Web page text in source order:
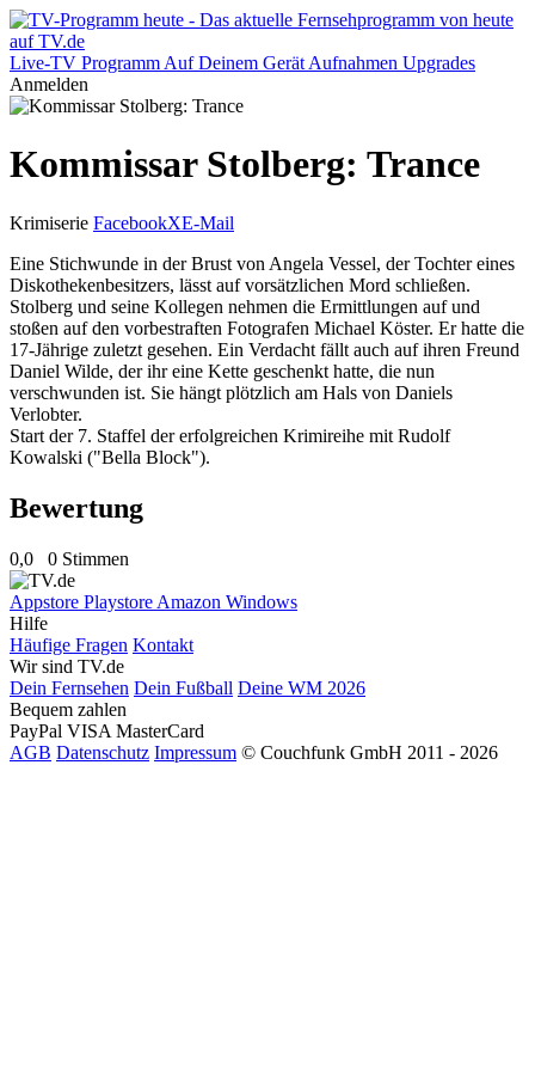
Live-TV Programm Auf Deinem Gerät Aufnahmen Upgrades
Anmelden
Kommissar Stolberg: Trance
Krimiserie FacebookXE-Mail
Eine Stichwunde in der Brust von Angela Vessel, der Tochter eines
Diskothekenbesitzers, lässt auf vorsätzlichen Mord schließen.
Stolberg und seine Kollegen nehmen die Ermittlungen auf und
stoßen auf den vorbestraften Fotografen Michael Köster. Er hatte die
17-Jährige zuletzt gesehen. Ein Verdacht fällt auch auf ihren Freund
Daniel Wilde, der ihr eine Kette geschenkt hatte, die nun
verschwunden ist. Sie hängt plötzlich am Hals von Daniels
Verlobter.
Start der 7. Staffel der erfolgreichen Krimireihe mit Rudolf
Kowalski ("Bella Block").
Bewertung
0,0 0 Stimmen
Appstore Playstore Amazon Windows
Hilfe
Häufige Fragen Kontakt
Wir sind TV.de
Dein Fernsehen Dein Fußball Deine WM 2026
Bequem zahlen
PayPal VISA MasterCard
AGB Datenschutz Impressum © Couchfunk GmbH 2011 - 2026